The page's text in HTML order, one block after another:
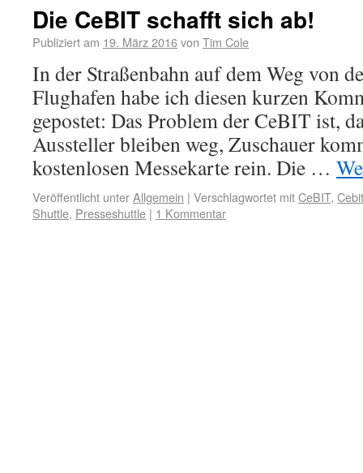
Die CeBIT schafft sich ab!
Publiziert am 19. März 2016von Tim Cole
In der Straßenbahn auf dem Weg von
Flughafen habe ich diesen kurzen
gepostet: Das Problem der CeBIT ist,
Aussteller bleiben weg, Zuschauer
kostenlosen Messekarte rein. Die …
Veröffentlicht unterAllgemein | Verschlagwortet mitCeBIT,
Shuttle, Presseshuttle | 1 Kommentar